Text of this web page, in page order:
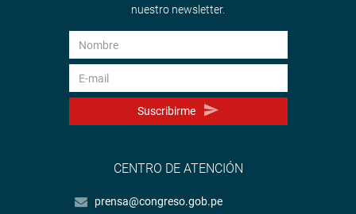
nuestro newsletter.
Suscribirme
CENTRO DE ATENCIÓN
prensa@congreso.gob.pe